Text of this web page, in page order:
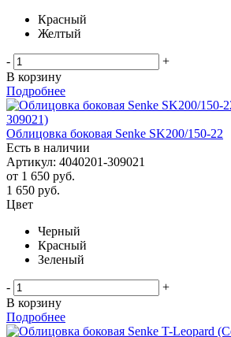
Красный
Желтый
-
+
В корзину
Подробнее
Облицовка боковая Senke SK200/150-22
Есть в наличии
Артикул: 4040201-309021
от 1 650 руб.
1 650 руб.
Цвет
Черный
Красный
Зеленый
-
+
В корзину
Подробнее